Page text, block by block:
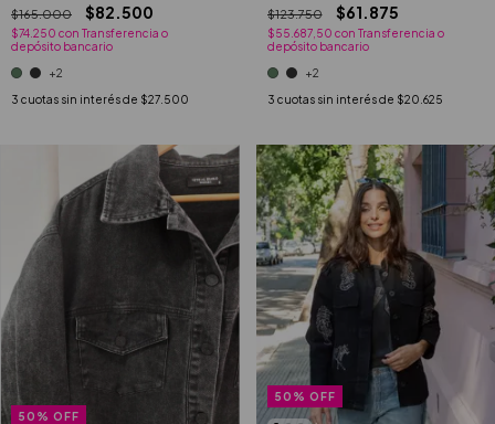
$165.000 $82.500
$74.250 con Transferencia o
depósito bancario
+2
3 cuotas sin interés de $27.500
$123.750 $61.875
$55.687,50 con Transferencia o
depósito bancario
+2
3 cuotas sin interés de $20.625
50 % OFF
50 % OFF